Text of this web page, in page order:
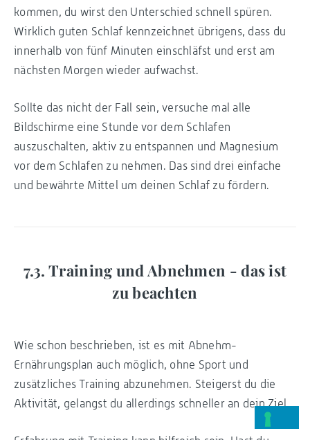
kommen, du wirst den Unterschied schnell spüren.
Wirklich guten Schlaf kennzeichnet übrigens, dass du
innerhalb von fünf Minuten einschläfst und erst am
nächsten Morgen wieder aufwachst.
Sollte das nicht der Fall sein, versuche mal alle
Bildschirme eine Stunde vor dem Schlafen
auszuschalten, aktiv zu entspannen und Magnesium
vor dem Schlafen zu nehmen. Das sind drei einfache
und bewährte Mittel um deinen Schlaf zu fördern.
7.3. Training und Abnehmen - das ist
zu beachten
Wie schon beschrieben, ist es mit Abnehm-
Ernährungsplan auch möglich, ohne Sport und
zusätzliches Training abzunehmen. Steigerst du die
Aktivität, gelangst du allerdings schneller an dein Ziel.